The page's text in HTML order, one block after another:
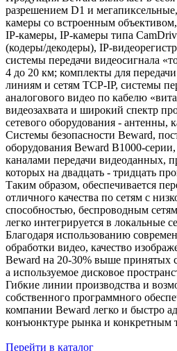
разрешением D1 и
камеры со встроенным
IP-камеры, IP-камеры типа
(кодеры/декодеры), IP-
системы передачи видеосигнала
4 до 20 км; комплекты для
линиям и сетям TCP-IP, системы
аналогового видео по кабелю
видеозахвата и широкий спектр
сетевого оборудования - антенны,
Системы безопасности Beward,
оборудования Beward B1000-
каналами передачи видеоданных,
которых на двадцать - тридцать
Таким образом, обеспечивается
отличного качества по сетям с
способностью, беспроводным
легко интегрируется в локальные
Благодаря использованию
обработки видео, качество
Beward на 20-30% выше принятых с
а используемое дисковое
Гибкие линии производства и
собственного программного
компании Beward легко и быстро
конъюнктуре рынка и конкретным
Перейти в каталог